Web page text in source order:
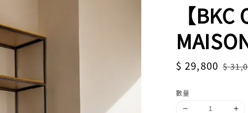
【BKC
Sale
$ 29,800 $
數量